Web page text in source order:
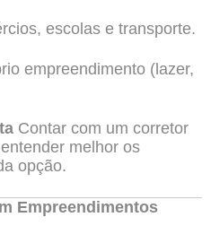
escolas e transporte.
empreendimento (lazer,
Contar com um corretor
melhor os
opção.
Empreendimentos